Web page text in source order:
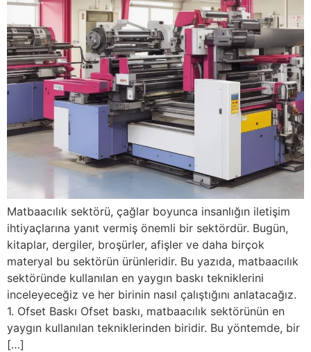
Matbaacılık sektörü, çağlar boyunca insanlığın iletişim
ihtiyaçlarına yanıt vermiş önemli bir sektördür. Bugün,
kitaplar, dergiler, broşürler, afişler ve daha birçok
materyal bu sektörün ürünleridir. Bu yazıda, matbaacılık
sektöründe kullanılan en yaygın baskı tekniklerini
inceleyeceğiz ve her birinin nasıl çalıştığını anlatacağız.
1. Ofset Baskı Ofset baskı, matbaacılık sektörünün en
yaygın kullanılan tekniklerinden biridir. Bu yöntemde, bir
[…]